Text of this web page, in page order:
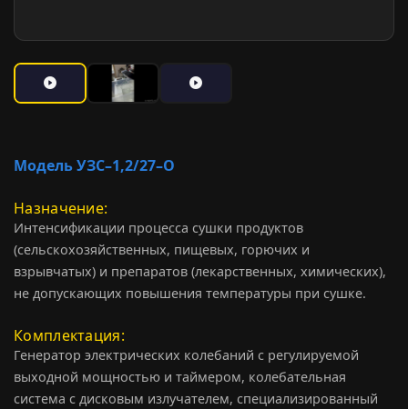
Модель УЗС–1,2/27–О
Назначение
Интенсификации процесса сушки продуктов
(сельскохозяйственных, пищевых, горючих и
взрывчатых) и препаратов (лекарственных, химических),
не допускающих повышения температуры при сушке.
Комплектация
Генератор электрических колебаний с регулируемой
выходной мощностью и таймером, колебательная
система с дисковым излучателем, специализированный